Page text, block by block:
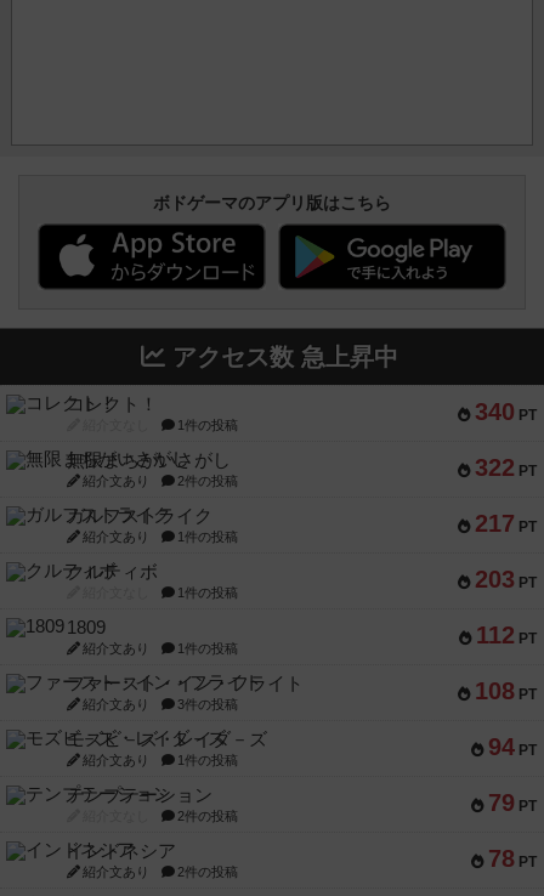
ボドゲーマのアプリ版はこちら
アクセス数 急上昇中
340 PT
コレクト！
1件の投稿
322 PT
無限まちがいさがし
紹介文あり 2件の投稿
217 PT
ガルフストライク
紹介文あり 1件の投稿
203 PT
クルティボ
1件の投稿
112 PT
1809
紹介文あり 1件の投稿
108 PT
ファースト・イン・フライト
紹介文あり 3件の投稿
94 PT
モズビ－ズ・レイダ－ズ
紹介文あり 1件の投稿
79 PT
テンプテーション
2件の投稿
78 PT
インドネシア
紹介文あり 2件の投稿